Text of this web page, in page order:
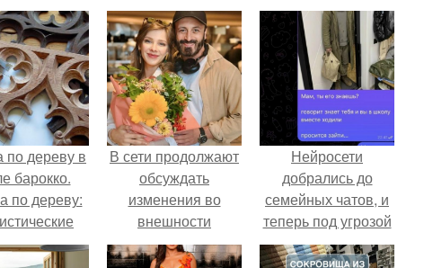
по дереву в
барокко.
по дереву:
и
В сети продолжают
обсуждать
изменения во
внешности
актрисы.
Нейросети
добрались до
семейных чатов, и
теперь под угрозой
мамины нервы.